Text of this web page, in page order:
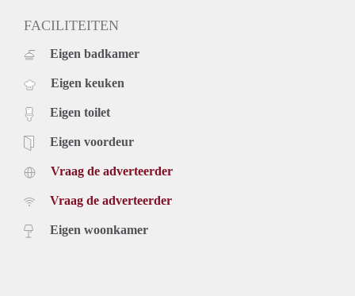
FACILITEITEN
Eigen badkamer
Eigen keuken
Eigen toilet
Eigen voordeur
Vraag de adverteerder
Vraag de adverteerder
Eigen woonkamer